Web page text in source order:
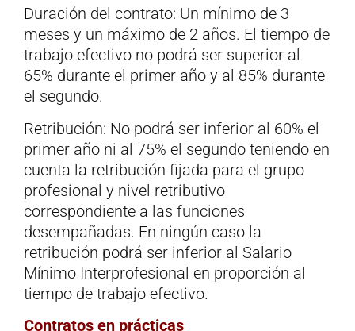
Duración del contrato: Un mínimo de 3
meses y un máximo de 2 años. El tiempo de
trabajo efectivo no podrá ser superior al
65% durante el primer año y al 85% durante
el segundo.
Retribución: No podrá ser inferior al 60% el
primer año ni al 75% el segundo teniendo en
cuenta la retribución fijada para el grupo
profesional y nivel retributivo
correspondiente a las funciones
desempañadas. En ningún caso la
retribución podrá ser inferior al Salario
Mínimo Interprofesional en proporción al
tiempo de trabajo efectivo.
Contratos en prácticas